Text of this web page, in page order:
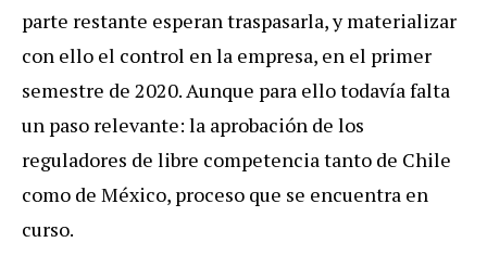
parte restante esperan traspasarla, y materializar
con ello el control en la empresa, en el primer
semestre de 2020. Aunque para ello todavía falta
un paso relevante: la aprobación de los
reguladores de libre competencia tanto de Chile
como de México, proceso que se encuentra en
curso.